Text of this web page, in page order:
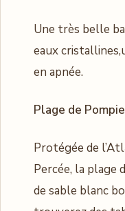
Une très belle
eaux
en apnée.
Plage de
Protégée de
Percée, la plage
de sable blanc